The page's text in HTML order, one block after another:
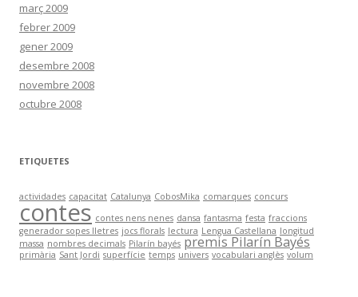
març 2009
febrer 2009
gener 2009
desembre 2008
novembre 2008
octubre 2008
ETIQUETES
actividades capacitat Catalunya CobosMika comarques concurs
contes contes nens nenes dansa fantasma festa fraccions
generador sopes lletres jocs florals lectura Lengua Castellana longitud
massa nombres decimals Pilarín bayés premis Pilarín Bayés
primària Sant Jordi superfície temps univers vocabulari anglès volum